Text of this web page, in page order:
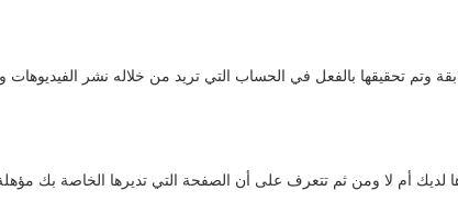
تحقيقها بالفعل في الحساب التي تريد من خلاله نشر الفيديوهات
أم لا ومن ثم تتعرف على أن الصفحة التي تديرها الخاصة بك